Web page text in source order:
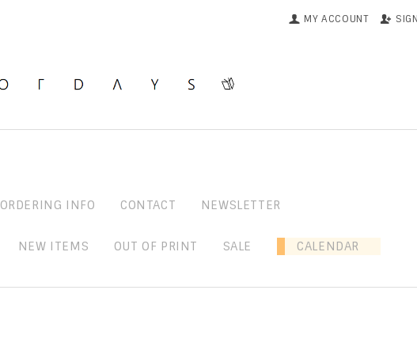
MY ACCOUNT
ORDERING INFO CONTACT NEWSLETTER
NEW ITEMS OUT OF PRINT SALE CALENDAR